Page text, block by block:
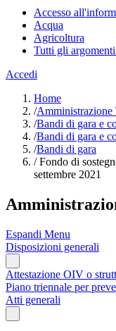
Accesso
Acqua
Agricoltura
Tutti gli
Accedi
Home
/Amministrazione
/Bandi di gara e
/Bandi di gara e
/Bandi di gara
/Fondo di
settembre 2021
Espandi Menu
Disposizioni generali
Attestazione OIV o
Piano triennale per
Atti generali